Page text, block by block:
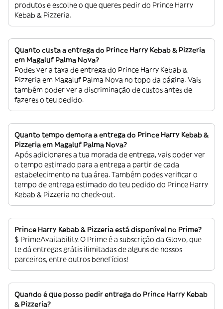
produtos e escolhe o que queres pedir do Prince Harry
Kebab & Pizzeria.
Quanto custa a entrega do Prince Harry Kebab & Pizzeria
em Magaluf Palma Nova?
Podes ver a taxa de entrega do Prince Harry Kebab &
Pizzeria em Magaluf Palma Nova no topo da página. Vais
também poder ver a discriminação de custos antes de
fazeres o teu pedido.
Quanto tempo demora a entrega do Prince Harry Kebab &
Pizzeria em Magaluf Palma Nova?
Após adicionares a tua morada de entrega, vais poder ver
o tempo estimado para a entrega a partir de cada
estabelecimento na tua área. Também podes verificar o
tempo de entrega estimado do teu pedido do Prince Harry
Kebab & Pizzeria no check-out.
Prince Harry Kebab & Pizzeria está disponível no Prime?
$ PrimeAvailability. O Prime é a subscrição da Glovo, que
te dá entregas grátis ilimitadas de alguns de nossos
parceiros, entre outros benefícios!
Quando é que posso pedir entrega do Prince Harry Kebab
& Pizzeria?